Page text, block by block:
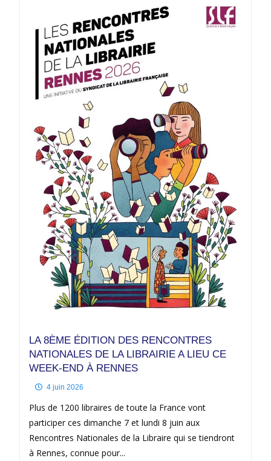
LA 8ÈME ÉDITION DES RENCONTRES
NATIONALES DE LA LIBRAIRIE A LIEU CE
WEEK-END À RENNES
4 juin 2026
Plus de 1200 libraires de toute la France vont
participer ces dimanche 7 et lundi 8 juin aux
Rencontres Nationales de la Libraire qui se tiendront
à Rennes, connue pour...